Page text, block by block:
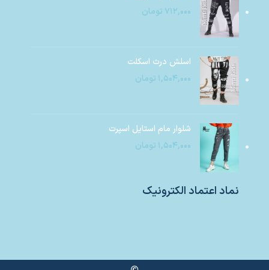
۷۱۲,۰۰۰ تومان
اسلش درث اسکلت
۱,۵۰۴,۰۰۰ تومان
شلوار مام استایل اسپرت
۱,۵۰۴,۰۰۰ تومان
نماد اعتماد الکترونیک